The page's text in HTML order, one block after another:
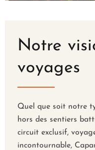
Notre
voyages
Quel que soit notre
hors des sentiers
circuit exclusif,
incontournable,